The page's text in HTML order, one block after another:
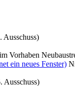
Ausschuss)
ein neues Fenster)
Ausschuss)